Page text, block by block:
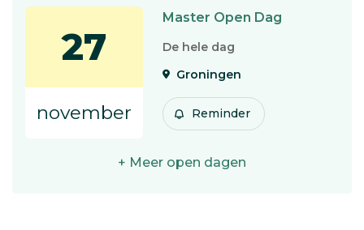
27
november
Master Open Dag
De hele dag
Groningen
Reminder
+ Meer open dagen